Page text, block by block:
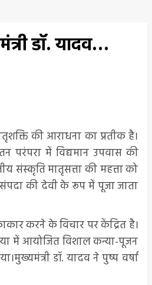
डॉ. यादव…
की आराधना का प्रतीक है।
परंपरा में विद्यमान उपवास की
संस्कृति मातृसत्ता की महत्ता को
की देवी के रूप में पूजा जाता
करने के विचार पर केंद्रित है।
में आयोजित विशाल कन्या-पूजन
डॉ. यादव ने पुष्प वर्षा